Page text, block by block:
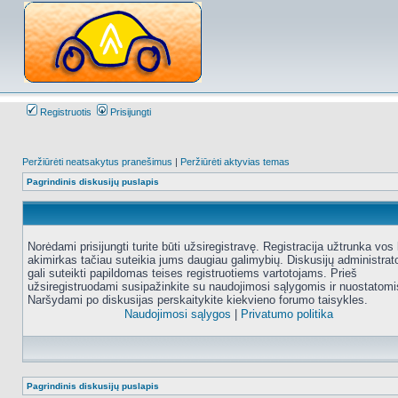
Registruotis Prisijungti
Peržiūrėti neatsakytus pranešimus | Peržiūrėti aktyvias temas
Pagrindinis diskusijų puslapis
Norėdami prisijungti turite būti užsiregistravę. Registracija užtrunka vos
akimirkas tačiau suteikia jums daugiau galimybių. Diskusijų
gali suteikti papildomas teises registruotiems vartotojams. Prieš
užsiregistruodami susipažinkite su naudojimosi sąlygomis ir
Naršydami po diskusijas perskaitykite kiekvieno forumo taisykles.
Naudojimosi sąlygos
Privatumo politika
Pagrindinis diskusijų puslapis